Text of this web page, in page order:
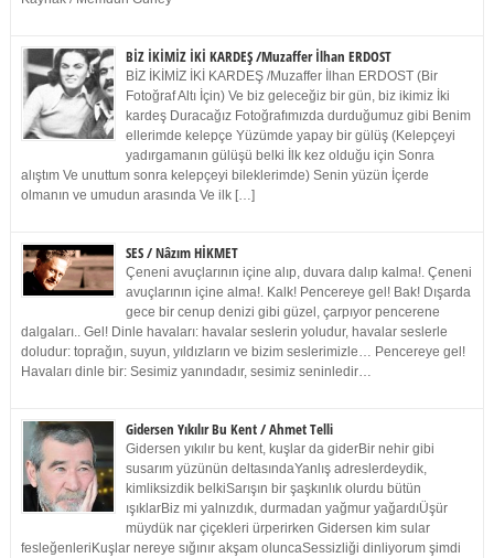
BİZ İKİMİZ İKİ KARDEŞ /Muzaffer İlhan ERDOST
BİZ İKİMİZ İKİ KARDEŞ /Muzaffer İlhan ERDOST (Bir
Fotoğraf Altı İçin) Ve biz geleceğiz bir gün, biz ikimiz İki
kardeş Duracağız Fotoğrafımızda durduğumuz gibi Benim
ellerimde kelepçe Yüzümde yapay bir gülüş (Kelepçeyi
yadırgamanın gülüşü belki İlk kez olduğu için Sonra
alıştım Ve unuttum sonra kelepçeyi bileklerimde) Senin yüzün İçerde
olmanın ve umudun arasında Ve ilk […]
SES / Nâzım HİKMET
Çeneni avuçlarının içine alıp, duvara dalıp kalma!. Çeneni
avuçlarının içine alma!. Kalk! Pencereye gel! Bak! Dışarda
gece bir cenup denizi gibi güzel, çarpıyor pencerene
dalgaları.. Gel! Dinle havaları: havalar seslerin yoludur, havalar seslerle
doludur: toprağın, suyun, yıldızların ve bizim seslerimizle… Pencereye gel!
Havaları dinle bir: Sesimiz yanındadır, sesimiz seninledir…
Gidersen Yıkılır Bu Kent / Ahmet Telli
Gidersen yıkılır bu kent, kuşlar da giderBir nehir gibi
susarım yüzünün deltasındaYanlış adreslerdeydik,
kimliksizdik belkiSarışın bir şaşkınlık olurdu bütün
ışıklarBiz mi yalnızdık, durmadan yağmur yağardıÜşür
müydük nar çiçekleri ürperirken Gidersen kim sular
fesleğenleriKuşlar nereye sığınır akşam oluncaSessizliği dinliyorum şimdi